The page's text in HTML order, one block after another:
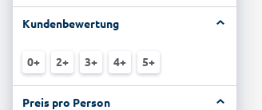
Kundenbewertung
0+ 2+ 3+ 4+ 5+
Preis pro Person